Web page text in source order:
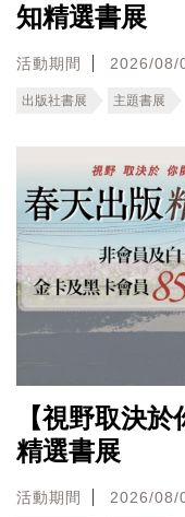
知精選書展
活動期間 2026/08/
出版社書展 主題書展
【視野取決
精選書展
活動期間 2026/08/